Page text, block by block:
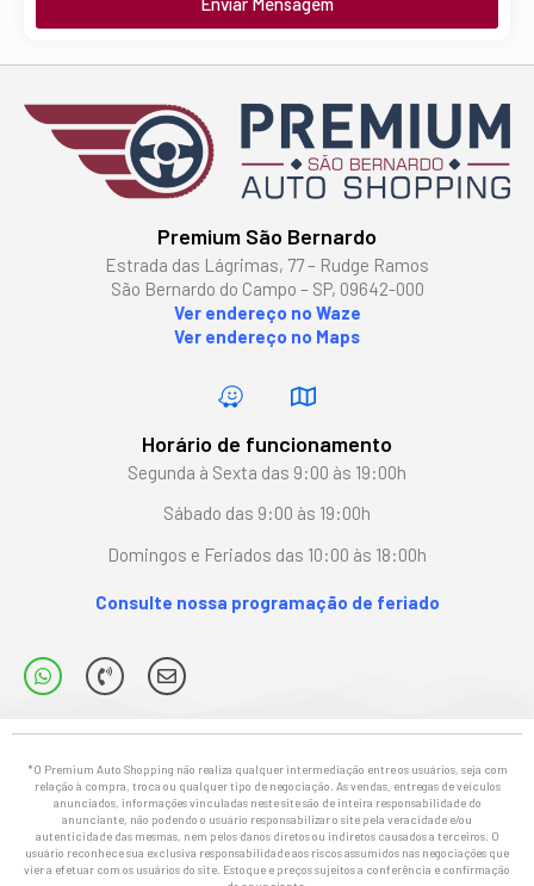
Premium São Bernardo
Estrada das Lágrimas, 77 – Rudge Ramos
São Bernardo do Campo – SP, 09642-000
Ver endereço no Waze
Ver endereço no Maps
Horário de funcionamento
Segunda à Sexta das 9:00 às 19:00h
Sábado das 9:00 às 19:00h
Domingos e Feriados das 10:00 às 18:00h
Consulte nossa programação de feriado
*O Premium Auto Shopping não realiza qualquer intermediação entre os usuários, seja com
relação à compra, troca ou qualquer tipo de negociação. As vendas, entregas de veículos
anunciados, informações vinculadas neste site são de inteira responsabilidade do
anunciante, não podendo o usuário responsabilizar o site pela veracidade e/ou
autenticidade das mesmas, nem pelos danos diretos ou indiretos causados a terceiros. O
usuário reconhece sua exclusiva responsabilidade aos riscos assumidos nas negociações que
vier a efetuar com os usuários do site. Estoque e preços sujeitos a conferência e confirmação